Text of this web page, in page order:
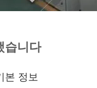
습니다
본 정보